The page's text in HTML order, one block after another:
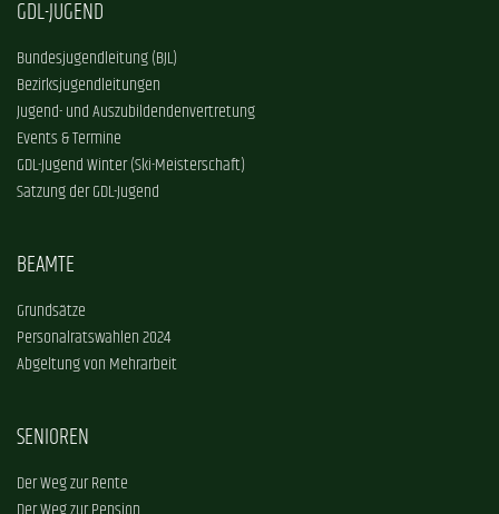
GDL-JUGEND
Bundesjugendleitung (BJL)
Bezirksjugendleitungen
Jugend- und Auszubildendenvertretung
Events & Termine
GDL-Jugend Winter (Ski-Meisterschaft)
Satzung der GDL-Jugend
BEAMTE
Grundsätze
Personalratswahlen 2024
Abgeltung von Mehrarbeit
SENIOREN
Der Weg zur Rente